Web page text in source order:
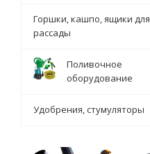
Горшки, кашпо, ящики для
рассады
Поливочное
оборудование
Удобрения, стумуляторы